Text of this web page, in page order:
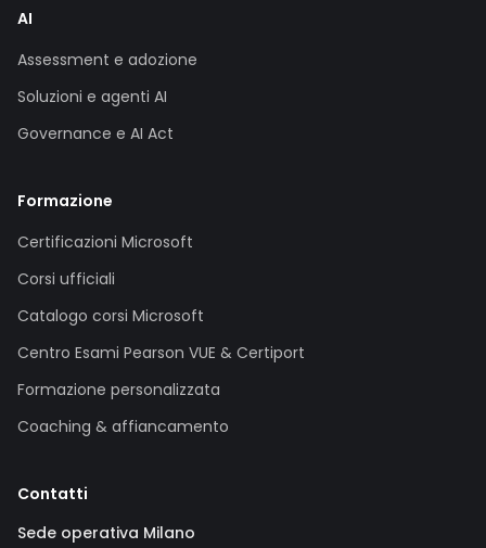
AI
Assessment e adozione
Soluzioni e agenti AI
Governance e AI Act
Formazione
Certificazioni Microsoft
Corsi ufficiali
Catalogo corsi Microsoft
Centro Esami Pearson VUE & Certiport
Formazione personalizzata
Coaching & affiancamento
Contatti
Sede operativa Milano